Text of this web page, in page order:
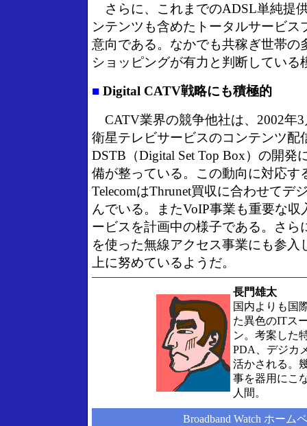
さらに、これまでのADSL単純提
ンテンツも含めたトータルサービス
意向である。なかでも共稼ぎ世帯の
ショッピングが有力と判断している
■ Digital CATV戦略にも積極的
CATV業界の競争他社は、2002年
衛星テレビサービスのコンテンツ配
DSTB（Digital Set Top Box）の開発
備が整っている。この動向に対応す
TelecomはThrunet買収に合わせてデ
んでいる。またVoIP事業も重要な収
ービスを計画中の様子である。さら
を使った無線アクセス事業にも参入
上に努めているようだ。
長門雄太
国内よりも国
た異色のITス
ン。考案した
PDA、デジカ
活かされる。
事を器用にこ
人間。
Broadband Watch ホーム